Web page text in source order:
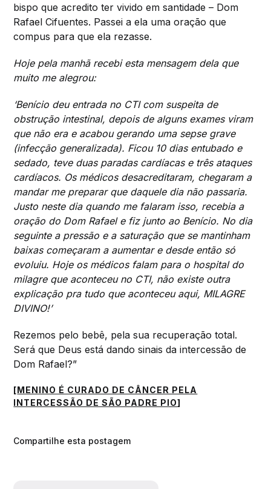
bispo que acredito ter vivido em santidade – Dom
Rafael Cifuentes. Passei a ela uma oração que
compus para que ela rezasse.
Hoje pela manhã recebi esta mensagem dela que
muito me alegrou:
‘Benício deu entrada no CTI com suspeita de
obstrução intestinal, depois de alguns exames viram
que não era e acabou gerando uma sepse grave
(infecção generalizada). Ficou 10 dias entubado e
sedado, teve duas paradas cardíacas e três ataques
cardíacos. Os médicos desacreditaram, chegaram a
mandar me preparar que daquele dia não passaria.
Justo neste dia quando me falaram isso, recebia a
oração do Dom Rafael e fiz junto ao Benício. No dia
seguinte a pressão e a saturação que se mantinham
baixas começaram a aumentar e desde então só
evoluiu. Hoje os médicos falam para o hospital do
milagre que aconteceu no CTI, não existe outra
explicação pra tudo que aconteceu aqui, MILAGRE
DIVINO!’
Rezemos pelo bebê, pela sua recuperação total.
Será que Deus está dando sinais da intercessão de
Dom Rafael?”
[MENINO É CURADO DE CÂNCER PELA
INTERCESSÃO DE SÃO PADRE PIO]
Compartilhe esta postagem